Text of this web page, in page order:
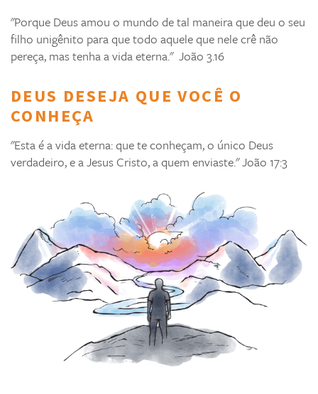
"Porque Deus amou o mundo de tal maneira que deu o seu
filho unigênito para que todo aquele que nele crê não
pereça, mas tenha a vida eterna." João 3.16
DEUS DESEJA QUE VOCÊ O
CONHEÇA
"Esta é a vida eterna: que te conheçam, o único Deus
verdadeiro, e a Jesus Cristo, a quem enviaste." João 17:3